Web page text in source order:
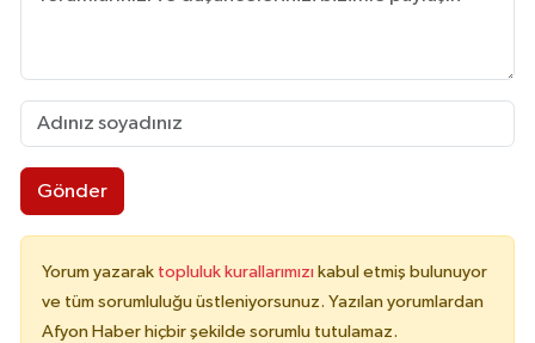
Gönder
Yorum yazarak topluluk kurallarımızı kabul etmiş bulunuyor
ve tüm sorumluluğu üstleniyorsunuz. Yazılan yorumlardan
Afyon Haber hiçbir şekilde sorumlu tutulamaz.